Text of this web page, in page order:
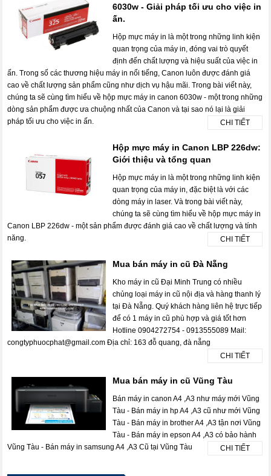
6030w - Giải pháp tối ưu cho việc in
ấn.
Hộp mực máy in là một trong những linh kiện
quan trọng của máy in, đóng vai trò quyết
định đến chất lượng và hiệu suất của việc in
ấn. Trong số các thương hiệu máy in nổi tiếng, Canon luôn được đánh giá
cao về chất lượng sản phẩm cũng như dịch vụ hậu mãi. Trong bài viết này,
chúng ta sẽ cùng tìm hiểu về hộp mực máy in canon 6030w - một trong những
dòng sản phẩm được ưa chuộng nhất của Canon và tại sao nó lại là giải
pháp tối ưu cho việc in ấn.
CHI TIẾT
Hộp mực máy in Canon LBP 226dw:
Giới thiệu và tổng quan
Hộp mực máy in là một trong những linh kiện
quan trọng của máy in, đặc biệt là với các
dòng máy in laser. Và trong bài viết này,
chúng ta sẽ cùng tìm hiểu về hộp mực máy in
Canon LBP 226dw - một sản phẩm được đánh giá cao về chất lượng và tính
năng.
CHI TIẾT
Mua bán máy in cũ Đà Nẵng
Kho máy in cũ Đại Minh Trung có nhiều
chủng loại máy in cũ nội địa và hàng thanh lý
tại Đà Nẵng. Quý khách hàng liên hệ trực tiếp
để có 1 máy in cũ phù hợp và giá tốt hơn
Hotline 0904272754 - 0913555089 Mail:
congtyphuocphat@gmail.com Địa chỉ: 163 đỗ quang, đà nẵng
CHI TIẾT
Mua bán máy in cũ Vũng Tàu
Bán máy in canon A4 ,A3 như máy mới Vũng
Tàu - Bán máy in hp A4 ,A3 cũ như mới Vũng
Tàu - Bán máy in brother A4 ,A3 tận nơi Vũng
Tàu - Bán máy in epson A4 ,A3 có bảo hành
Vũng Tàu - Bán máy in samsung A4 ,A3 Cũ tại Vũng Tàu
CHI TIẾT